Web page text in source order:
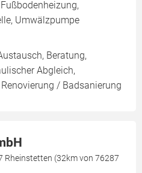
Umwälzpumpe
Beratung,
Abgleich,
/ Badsanierung
Rheinstetten (32km von 76287